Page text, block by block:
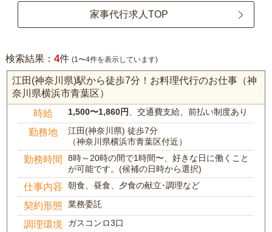
家事代行求人TOP
検索結果： 4件 (1〜4件を表示しています)
江田(神奈川県)駅から徒歩7分！お料理代行のお仕事（神
奈川県横浜市青葉区）
時給 1,500〜1,860円 、交通費支給、前払い制度あり
勤務地
江田(神奈川県) 徒歩7分
（神奈川県横浜市青葉区付近）
勤務時間
8時～20時の間で1時間〜、好きな日に働くこと
が可能です。(候補の日時から選択)
仕事内容 朝食、昼食、夕食の献立･調理など
契約形態 業務委託
調理環境 ガスコンロ3口